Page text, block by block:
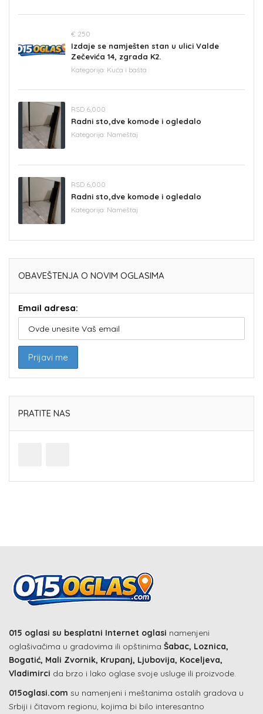
€ 250
Izdaje se namješten stan u ulici Valde
Zečevića 14, zgrada K2.
Kategorija: Kuća i bašta
RSD 6,000
Radni sto,dve komode i ogledalo
Kategorija: Nameštaj
RSD 6,000
Radni sto,dve komode i ogledalo
Kategorija: Nameštaj
OBAVEŠTENJA O NOVIM OGLASIMA
Email adresa:
PRATITE NAS
015 oglasi su besplatni Internet oglasi namenjeni
oglašivačima u gradovima ili opštinima Šabac, Loznica,
Bogatić, Mali Zvornik, Krupanj, Ljubovija, Koceljeva,
Vladimirci da brzo i lako oglase svoje usluge ili proizvode.
015oglasi.com su namenjeni i meštanima ostalih gradova u
Srbiji i čitavom regionu, kojima bi bilo interesantno